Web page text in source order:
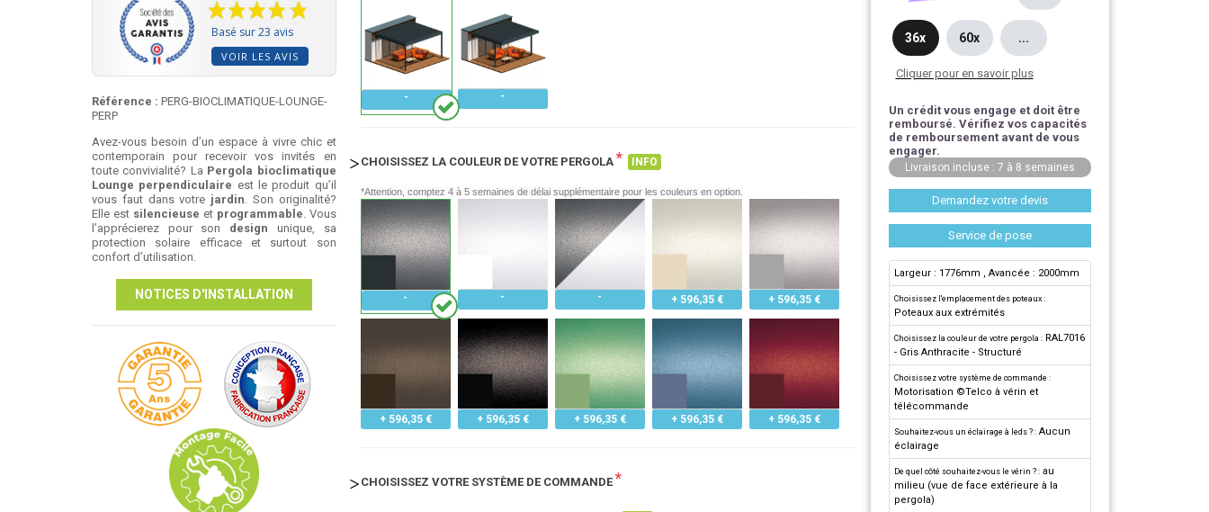
Basé sur 23 avis
VOIR LES AVIS
Référence : PERG-BIOCLIMATIQUE-LOUNGE-
PERP
Avez-vous besoin d’un espace à vivre chic et
contemporain pour recevoir vos invités en
toute convivialité? La Pergola bioclimatique
Lounge perpendiculaire est le produit qu’il
vous faut dans votre jardin . Son originalité?
Elle est silencieuse et programmable . Vous
l’apprécierez pour son design unique, sa
protection solaire efficace et surtout son
confort d’utilisation.
NOTICES D'INSTALLATION
CHOISISSEZ LA COULEUR DE VOTRE PERGOLA * INFO
*Attention, comptez 4 à 5 semaines de délai supplémentaire pour les couleurs en option.
+ 596,35 € + 596,35 €
+ 596,35 € + 596,35 € + 596,35 € + 596,35 € + 596,35 €
CHOISISSEZ VOTRE SYSTÈME DE COMMANDE*
36x 60x ...
Cliquer pour en savoir plus
Un crédit vous engage et doit être
remboursé. Vérifiez vos capacités
de remboursement avant de vous
engager.
Livraison incluse : 7 à 8 semaines
Demandez votre devis
Service de pose
Largeur : 1776mm , Avancée : 2000mm
Choisissez l'emplacement des poteaux :
Poteaux aux extrémités
Choisissez la couleur de votre pergola : RAL7016
- Gris Anthracite - Structuré
Choisissez votre système de commande :
Motorisation ©Telco à vérin et
télécommande
Souhaitez-vous un éclairage à leds ? : Aucun
éclairage
De quel côté souhaitez-vous le vérin ? : au
milieu (vue de face extérieure à la
pergola)